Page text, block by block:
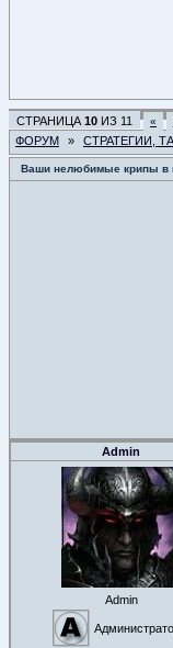
СТРАНИЦА 10 ИЗ 11 «
ФОРУМ » СТРАТЕГИИ,
Ваши нелюбимые крипы в
Admin
Admin